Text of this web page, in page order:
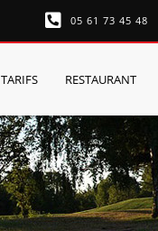
05 61 73 45 48
TARIFS RESTAURANT